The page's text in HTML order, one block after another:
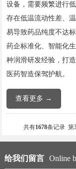
设备，需要频繁进行
存在低温流动性差、
易导致药品纯度不达
药企标准化、智能化
种润滑研发经验，打
医药智造保驾护航。
查看更多 →
共有1678条记录 第
给我们留言 Online